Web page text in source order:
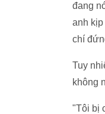
đang
anh
chí
Tuy
không
"Tôi bị